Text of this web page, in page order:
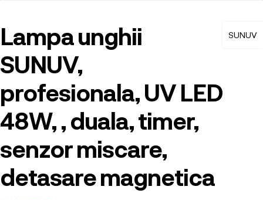
SUNUV
Lampa unghii
SUNUV,
profesionala, UV LED
48W, , duala, timer,
senzor miscare,
detasare magnetica